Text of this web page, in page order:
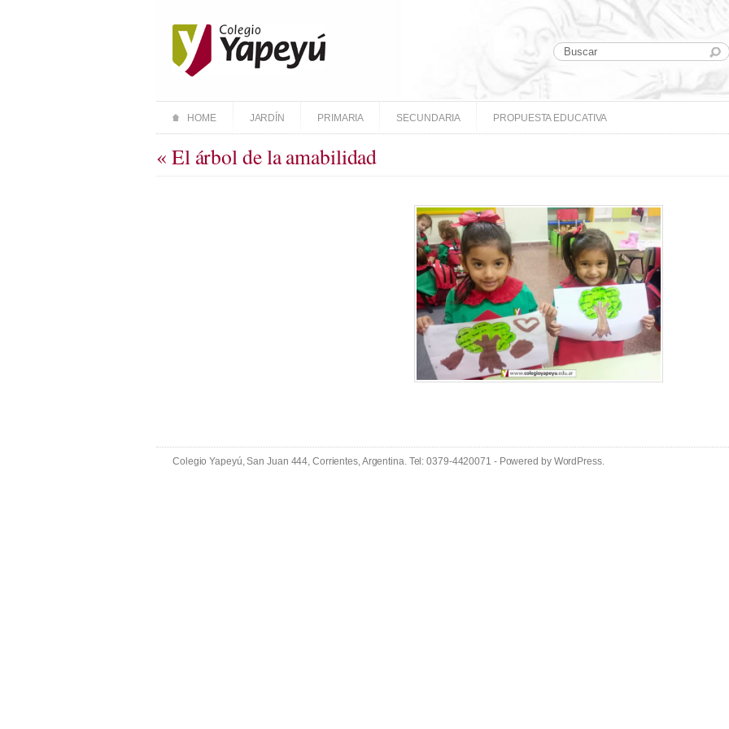
HOME JARDÍN PRIMARIA SECUNDARIA PROPUESTA EDUCATIVA
« El árbol de la amabilidad
Colegio Yapeyú, San Juan 444, Corrientes, Argentina. Tel: 0379-4420071 - Powered by WordPress.